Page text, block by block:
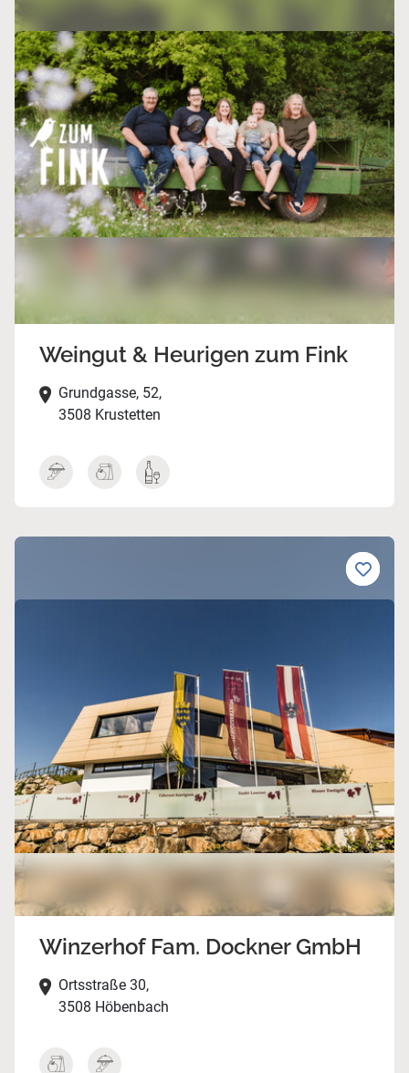
Weingut & Heurigen zum Fink
Grundgasse, 52,
3508 Krustetten
Winzerhof Fam. Dockner GmbH
Ortsstraße 30,
3508 Höbenbach